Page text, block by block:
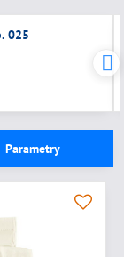
025
Parametry